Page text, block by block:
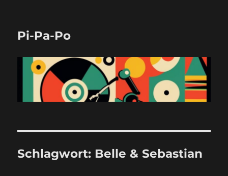
Pi-Pa-Po
Schlagwort: Belle & Sebastian